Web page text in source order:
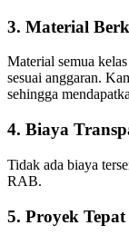
3. Material
Material semua
sesuai anggaran.
sehingga
4. Biaya
Tidak ada biaya
RAB.
5. Proyek